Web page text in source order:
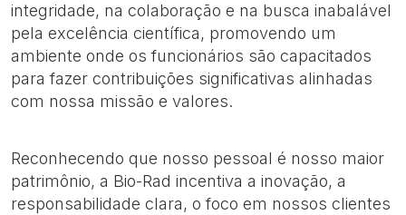
integridade, na colaboração e na busca inabalável
pela excelência científica, promovendo um
ambiente onde os funcionários são capacitados
para fazer contribuições significativas alinhadas
com nossa missão e valores.​
Reconhecendo que nosso pessoal é nosso maior
patrimônio, a Bio-Rad incentiva a inovação, a
responsabilidade clara, o foco em nossos clientes